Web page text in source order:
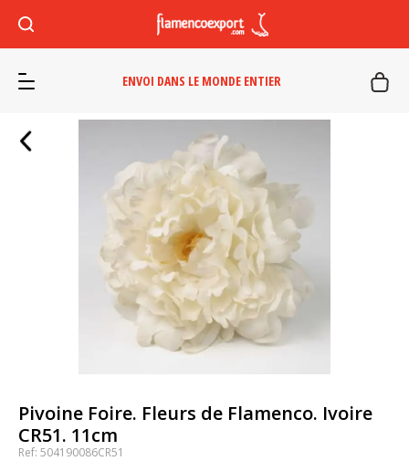
ENVOI DANS LE MONDE ENTIER
Pivoine Foire. Fleurs de Flamenco. Ivoire
CR51. 11cm
Ref: 504190086CR51